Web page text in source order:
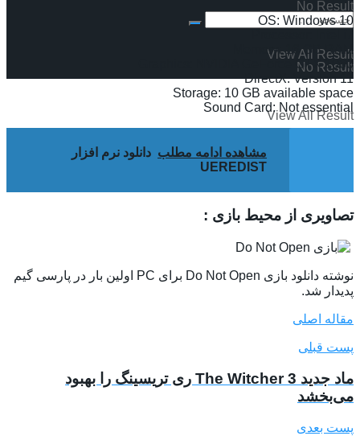
No Result
View All Result
No Result
View All Result
OS: Windows 10
Memory: 16 GB RAM
Graphics: NVIDIA GeForce GTX 1060
DirectX: Version 11
Storage: 10 GB available space
Sound Card: Not essential
مشاهده ادامه مطلب دانلود نرم افزار
UEREDIST
تصاویری از محیط بازی :
نوشته دانلود بازی Do Not Open برای PC اولین بار در پارسی گیم
پدیدار شد.
مقاله اصلی
پست قبلی
ماد جدید The Witcher 3 ری تریسینگ را بهبود
می‌بخشد
پست بعدی